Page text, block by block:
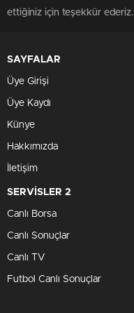
ettiğiniz için teşekkür ederiz.
SAYFALAR
Üye Girişi
Üye Kaydı
Künye
Hakkımızda
İletişim
SERVİSLER 2
Canlı Borsa
Canlı Sonuçlar
Canlı TV
Futbol Canlı Sonuçlar